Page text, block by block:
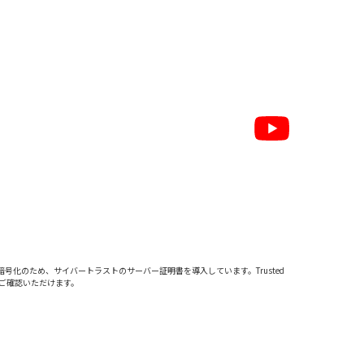
号化のため、サイバートラストのサーバー証明書を導入しています。Trusted
認いただけます。